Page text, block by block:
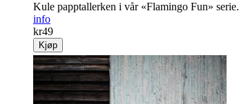
Kule papptallerken i vår «Flamingo Fun» serie.
info
kr49
Kjøp